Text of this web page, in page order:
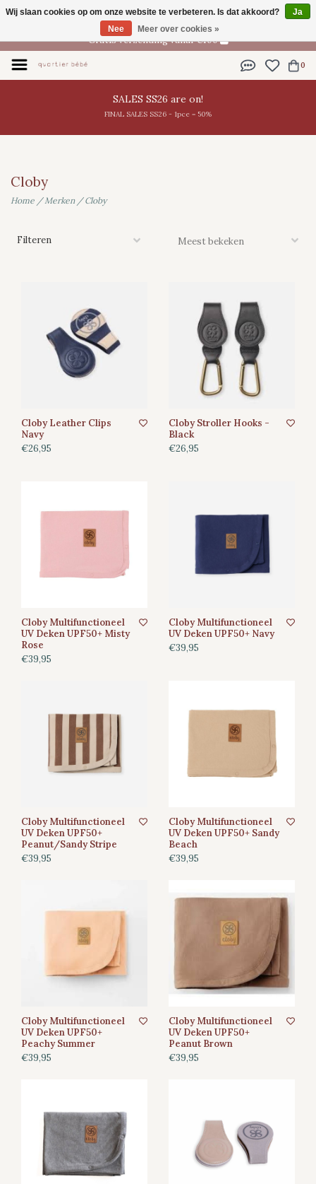
NL
Gratis verzending vanaf €100
0
SALES SS26 are on!
FINAL SALES SS26 - 1pce = 50%
Cloby
Home /Merken/Cloby
Filteren
Cloby Leather Clips
Navy
€26,95
Cloby Stroller Hooks -
Black
€26,95
Cloby Multifunctioneel
UV Deken UPF50+ Misty
Rose
€39,95
Cloby Multifunctioneel
UV Deken UPF50+ Navy
€39,95
Cloby Multifunctioneel
UV Deken UPF50+
Peanut/Sandy Stripe
€39,95
Cloby Multifunctioneel
UV Deken UPF50+ Sandy
Beach
€39,95
Cloby Multifunctioneel
UV Deken UPF50+
Peachy Summer
€39,95
Cloby Multifunctioneel
UV Deken UPF50+
Peanut Brown
€39,95
Wij slaan cookies op om onze website te verbeteren. Is dat akkoord?
Ja
Nee
Meer over cookies »